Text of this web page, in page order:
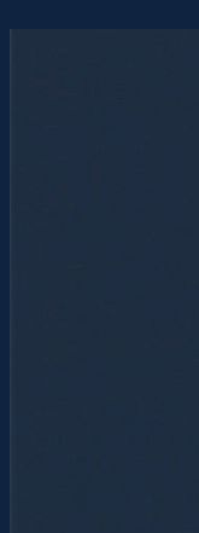
Перейти